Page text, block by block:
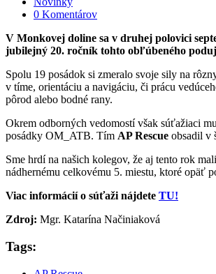
0 Komentárov
V Monkovej doline sa v druhej polovici
jubilejný 20. ročník tohto obľúbeného
Spolu 19 posádok si zmeralo svoje sily na
v tíme, orientáciu a navigáciu, či prácu
pôrod alebo bodné rany.
Okrem odborných vedomostí však súťažiaci
posádky OM_ATB. Tím AP Rescue obsadil v
Sme hrdí na našich kolegov, že aj tento rok
nádhernému celkovému 5. miestu, ktoré
Viac informácií o súťaži nájdete TU!
Zdroj: Mgr. Katarína Načiniaková
Tags: